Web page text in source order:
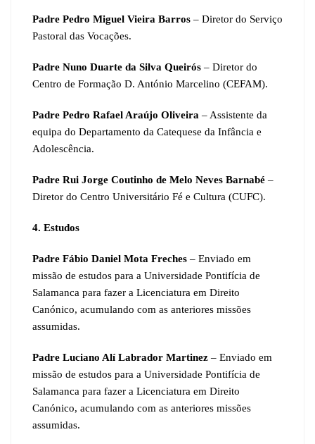
Padre Pedro Miguel Vieira Barros – Diretor do Serviço
Pastoral das Vocações.
Padre Nuno Duarte da Silva Queirós – Diretor do
Centro de Formação D. António Marcelino (CEFAM).
Padre Pedro Rafael Araújo Oliveira – Assistente da
equipa do Departamento da Catequese da Infância e
Adolescência.
Padre Rui Jorge Coutinho de Melo Neves Barnabé –
Diretor do Centro Universitário Fé e Cultura (CUFC).
4. Estudos
Padre Fábio Daniel Mota Freches – Enviado em
missão de estudos para a Universidade Pontifícia de
Salamanca para fazer a Licenciatura em Direito
Canónico, acumulando com as anteriores missões
assumidas.
Padre Luciano Alí Labrador Martinez – Enviado em
missão de estudos para a Universidade Pontifícia de
Salamanca para fazer a Licenciatura em Direito
Canónico, acumulando com as anteriores missões
assumidas.